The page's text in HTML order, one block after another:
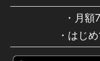
月額
はじ